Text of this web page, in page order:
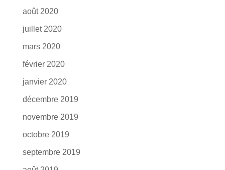
août 2020
juillet 2020
mars 2020
février 2020
janvier 2020
décembre 2019
novembre 2019
octobre 2019
septembre 2019